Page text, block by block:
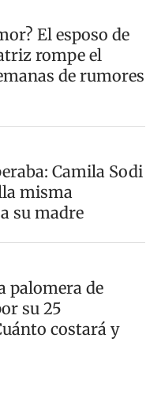
El esposo de
rompe el
de rumores
Camila Sodi
misma
su madre
palomera de
su 25
costará y